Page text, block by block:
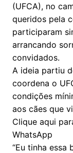
(UFCA), no
queridos pela
participaram
arrancando
convidados.
A ideia partiu
coordena o
condições
aos cães que
Clique aqui
WhatsApp
“Eu tinha essa